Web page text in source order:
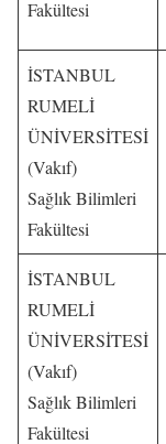
Fakültesi
İSTANBUL
RUMELİ
ÜNİVERSİTESİ
(Vakıf)
Sağlık Bilimleri
Fakültesi
İSTANBUL
RUMELİ
ÜNİVERSİTESİ
(Vakıf)
Sağlık Bilimleri
Fakültesi